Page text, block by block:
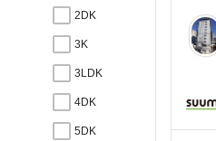
2DK
3K
3LDK
4DK
5DK